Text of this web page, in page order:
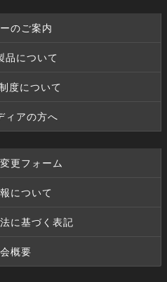
のご案内
品について
度について
ィアの方へ
更フォーム
について
に基づく表記
概要